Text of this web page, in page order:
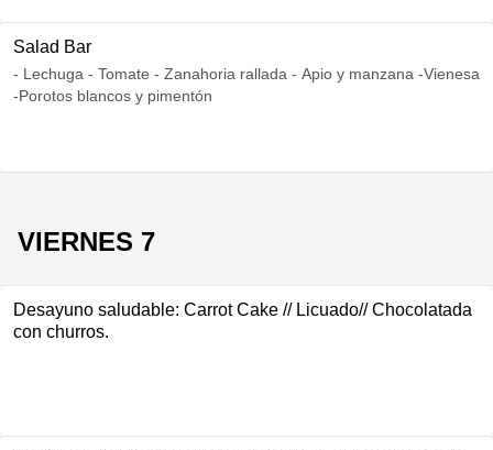
Salad Bar
- Lechuga - Tomate - Zanahoria rallada - Apio y manzana -Vienesa
-Porotos blancos y pimentón
VIERNES 7
Desayuno saludable: Carrot Cake // Licuado// Chocolatada
con churros.